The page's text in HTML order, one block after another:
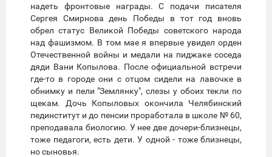
надеть фронтовые награды. С подачи писателя
Сергея Смирнова день Победы в тот год вновь
обрел статус Великой Победы советского народа
над фашизмом. В том мае я впервые увидел орден
Отечественной войны и медали на пиджаке соседа
дяди Вани Копылова. После официальной встречи
где-то в городе они с отцом сидели на лавочке в
обнимку и пели "Землянку", слезы у обоих текли по
щекам. Дочь Копыловых окончила Челябинский
пединститут и до пенсии проработала в школе № 60,
преподавала биологию. У нее две дочери-близнецы,
тоже педагоги, есть дети. У одной - тоже близнецы,
но сыновья.